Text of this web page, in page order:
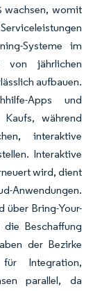
wachsen, womit
Systeme im
von jährlichen
aufbauen.
Apps und
während
interaktive
Interaktive
wird, dient
Anwendungen.
über Bring-Your-
Beschaffung
der Bezirke
Integration,
parallel, da